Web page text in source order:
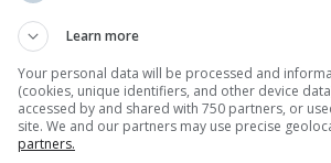
το εργαλείο αξιολόγησης
μας
Learn more
Your personal data will be processed and
(cookies, unique identifiers, and other device
accessed by and shared with 750 partners, or
site. We and our partners may use precise
partners.